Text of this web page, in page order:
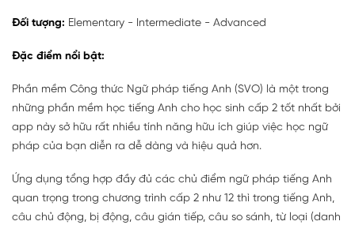
Đối tượng: Elementary - Intermediate - Advanced
Đặc điểm nổi bật:
Phần mềm Công thức Ngữ pháp tiếng Anh (SVO) là một trong
những phần mềm học tiếng Anh cho học sinh cấp 2 tốt nhất bởi
app này sở hữu rất nhiều tính năng hữu ích giúp việc học ngữ
pháp của bạn diễn ra dễ dàng và hiệu quả hơn.
Ứng dụng tổng hợp đầy đủ các chủ điểm ngữ pháp tiếng Anh
quan trọng trong chương trình cấp 2 như 12 thì trong tiếng Anh,
câu chủ động, bị động, câu gián tiếp, câu so sánh, từ loại (danh